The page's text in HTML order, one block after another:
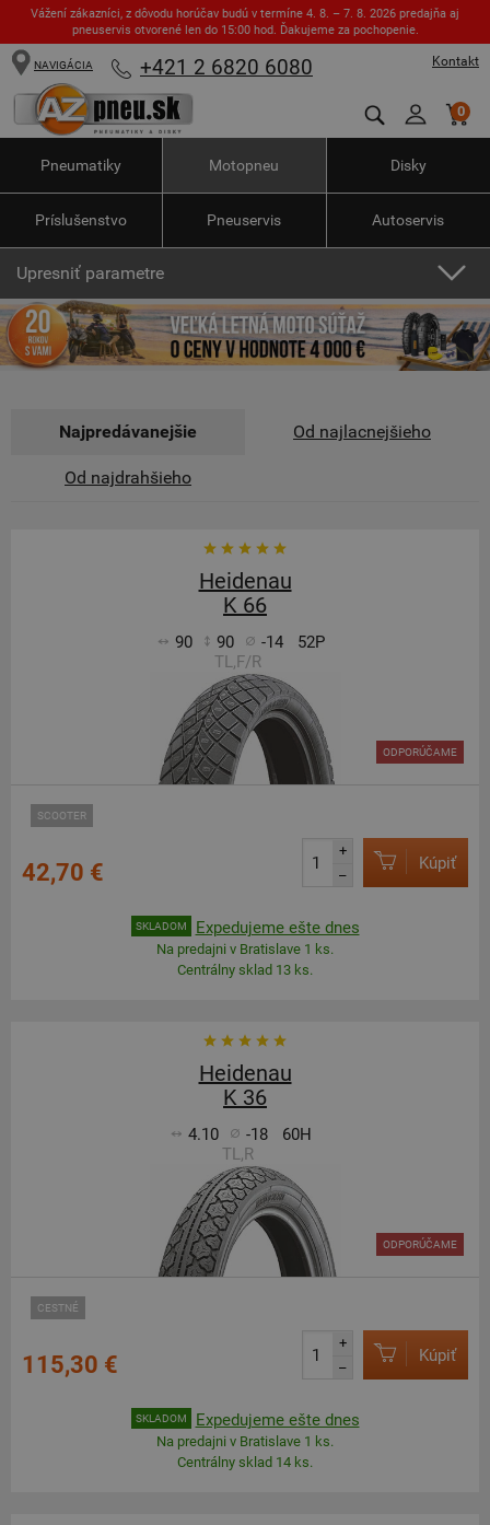
Vážení zákazníci, z dôvodu horúčav budú v termíne 4. 8. – 7. 8. 2026 predajňa aj
pneuservis otvorené len do 15:00 hod. Ďakujeme za pochopenie.
Kontakt
NAVIGÁCIA +421 2 6820 6080
0
Pneumatiky Motopneu Disky
Príslušenstvo Pneuservis Autoservis
Upresniť parametre
Najpredávanejšie Od najlacnejšieho
Od najdrahšieho
Heidenau
K 66
90 90 -14
52P
TL,F/R
SCOOTER
ODPORÚČAME
42,70 €
+
–
Kúpiť
SKLADOM Expedujeme ešte dnes
Na predajni v Bratislave 1 ks.
Centrálny sklad 13 ks.
Heidenau
K 36
4.10 -18
60H
TL,R
CESTNÉ
ODPORÚČAME
115,30 €
+
–
Kúpiť
SKLADOM Expedujeme ešte dnes
Na predajni v Bratislave 1 ks.
Centrálny sklad 14 ks.